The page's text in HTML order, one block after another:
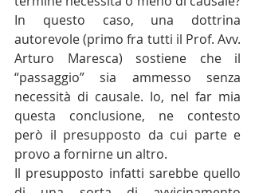
In questo caso, una dottrina
autorevole (primo fra tutti il Prof. Avv.
Arturo Maresca) sostiene che il
“passaggio” sia ammesso senza
necessità di causale. Io, nel far mia
questa conclusione, ne contesto
però il presupposto da cui parte e
provo a fornirne un altro.
Il presupposto infatti sarebbe quello